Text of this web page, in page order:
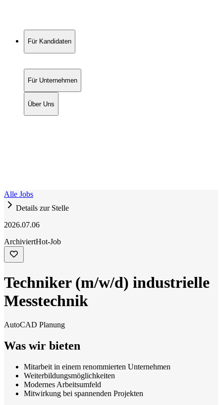
Für Kandidaten
Für Unternehmen
Über Uns
Alle Jobs
Details zur Stelle
2026.07.06
ArchiviertHot-Job
Techniker (m/w/d) industrielle
Messtechnik
AutoCAD Planung
Was wir bieten
Mitarbeit in einem renommierten Unternehmen
Weiterbildungsmöglichkeiten
Modernes Arbeitsumfeld
Mitwirkung bei spannenden Projekten